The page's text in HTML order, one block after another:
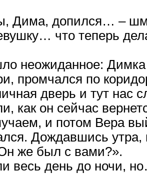
Дима, допился… –
что теперь
неожиданное: Димка
промчался по
дверь и тут нас
как он сейчас
и потом Вера
Дождавшись
же был с вами?».
весь день до ночи,